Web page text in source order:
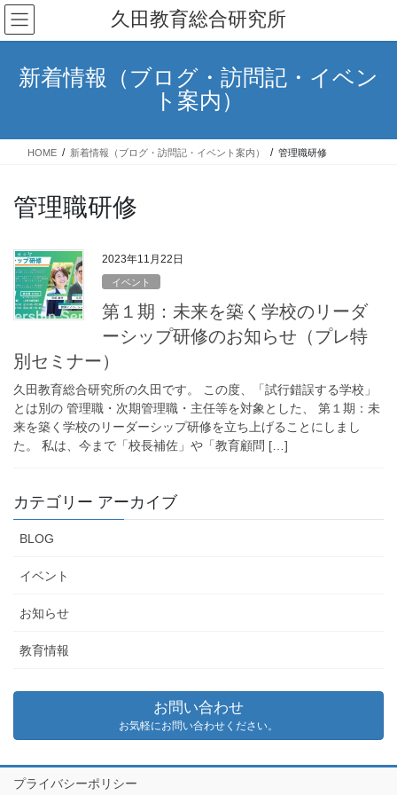
コ
ン
テ
キ
ナ
ビ
ゲ
に
久田教育総合研究所
新着情報（ブログ・訪問記・イベン
ト案内）
HOME 新着情報（ブログ・訪問記・イベント案内） 管理職研修
管理職研修
2023年11月22日
イベント
第１期：未来を築く学校のリーダ
ーシップ研修のお知らせ（プレ特
別セミナー）
久田教育総合研究所の久田です。 この度、「試行錯誤する学校」
とは別の 管理職・次期管理職・主任等を対象とした、 第１期：未
来を築く学校のリーダーシップ研修を立ち上げることにしまし
た。 私は、今まで「校長補佐」や「教育顧問 […]
カテゴリー アーカイブ
BLOG
イベント
お知らせ
教育情報
お問い合わせ
お気軽にお問い合わせください。
プライバシーポリシー